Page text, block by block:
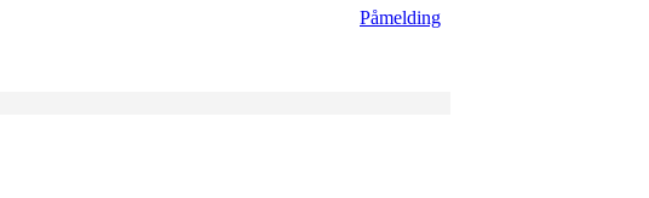
Påmelding